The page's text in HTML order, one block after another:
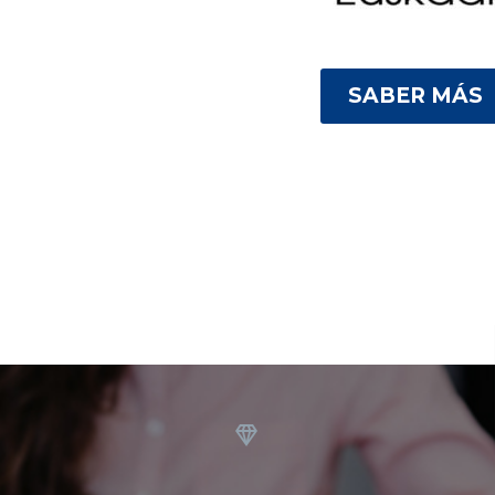
SABER MÁS

